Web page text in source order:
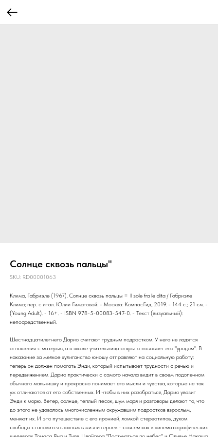
Солнце сквозь пальцы"
SKU: RD00001063
Клима, Габриэле (1967). Солнце сквозь пальцы = Il sole fra le dita / Габриэле
Клима; пер. с итал. Юлии Гиматовой. - Москва: КомпасГид, 2019. - 144 с.; 21 см. -
(Young Adult). - 16+. - ISBN 978-5-00083-547-0. - Текст (визуальный):
непосредственный.
Шестнадцатилетнего Дарио считают трудным подростком. У него не ладятся
отношения с матерью, а в школе учительница открыто называет его "уродом". В
наказание за мелкое хулиганство юношу отправляют на социальную работу:
теперь он должен помогать Энди, который испытывает трудности с речью и
передвижением. Дарио практически с самого начала видит в своем подопечном
обычного мальчишку и прекрасно понимает его мысли и чувства, которые не так
уж отличаются от его собственных. И чтобы в них разобраться, Дарио увозит
Энди к морю. Ветер, солнце, теплый песок, шум моря и разговоры делают то, что
до этого не удавалось многочисленным окружавшим подростков взрослым,
меняют их. И это путешествие с его иронией, ломкой стереотипов, духом
свободы становится главным в жизни героев - совсем как в кинематографических